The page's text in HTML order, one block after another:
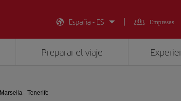
España - ES
Empresas
Preparar el viaje
Marsella - Tenerife